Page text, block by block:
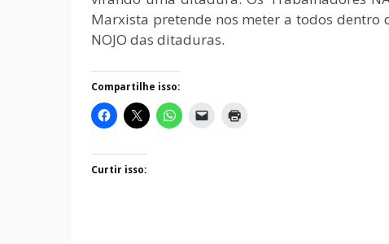
Marxista pretende nos meter a todos dentro
NOJO das ditaduras.
Compartilhe isso:
Curtir isso: